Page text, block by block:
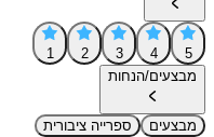
5
4
3
2
1
מבצעים/הנחות
מבצעים ספרייה ציבורית